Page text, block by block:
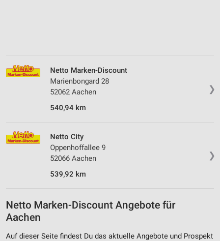
❯
Netto Marken-Discount
Marienbongard 28
52062 Aachen
540,94 km
❯
Netto City
Oppenhoffallee 9
52066 Aachen
539,92 km
Netto Marken-Discount Angebote für
Aachen
Auf dieser Seite findest Du das aktuelle Angebote und Prospekt